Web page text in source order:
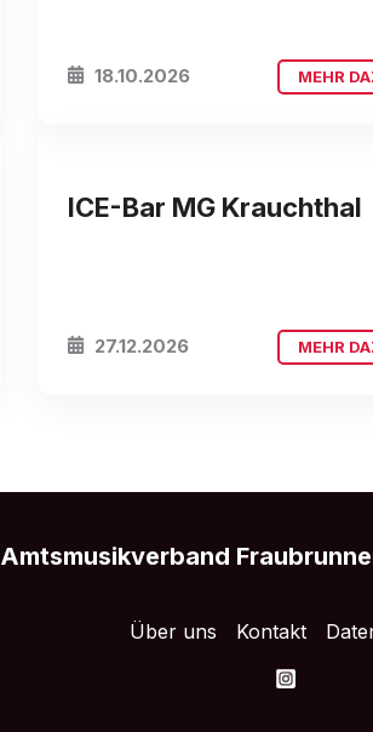
18.10.2026 MEHR
ICE-Bar MG Krauchthal
27.12.2026 MEHR
Amtsmusikverband
Über uns Kontakt